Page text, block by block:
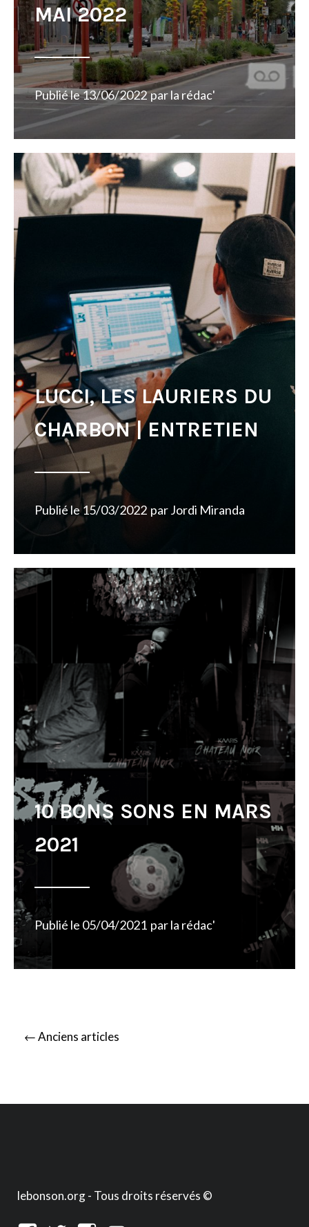
MAI 2022
Publié le13/06/2022 parla rédac'
LUCCI, LES LAURIERS DU
CHARBON | ENTRETIEN
Publié le15/03/2022 parJordi Miranda
10 BONS SONS EN MARS
2021
Publié le 05/04/2021 parla rédac'
Posts
←Anciens articles
lebonson.org - Tous droits réservés ©